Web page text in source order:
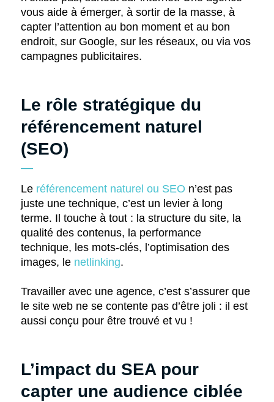
vous aide à émerger, à sortir de la masse, à
capter l’attention au bon moment et au bon
endroit, sur Google, sur les réseaux, ou via vos
campagnes publicitaires.
Le rôle stratégique du
référencement naturel
(SEO)
Le référencement naturel ou SEO n’est pas
juste une technique, c’est un levier à long
terme. Il touche à tout : la structure du site, la
qualité des contenus, la performance
technique, les mots-clés, l’optimisation des
images, le netlinking.
Travailler avec une agence, c’est s’assurer que
le site web ne se contente pas d’être joli : il est
aussi conçu pour être trouvé et vu !
L’impact du SEA pour
capter une audience ciblée